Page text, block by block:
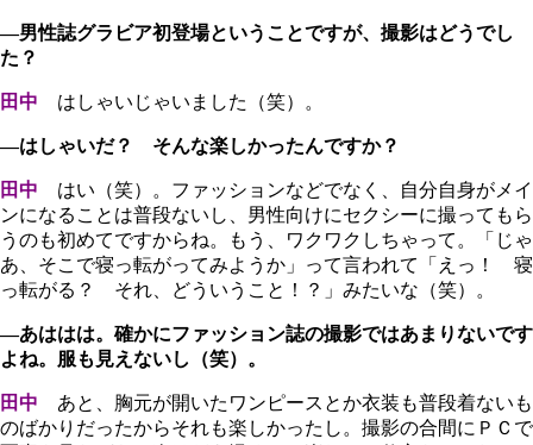
―男性誌グラビア初登場ということですが、撮影はどうでし
た？
田中 はしゃいじゃいました（笑）。
―はしゃいだ？ そんな楽しかったんですか？
田中 はい（笑）。ファッションなどでなく、自分自身がメイ
ンになることは普段ないし、男性向けにセクシーに撮ってもら
うのも初めてですからね。もう、ワクワクしちゃって。「じゃ
あ、そこで寝っ転がってみようか」って言われて「えっ！ 寝
っ転がる？ それ、どういうこと！？」みたいな（笑）。
―あははは。確かにファッション誌の撮影ではあまりないです
よね。服も見えないし（笑）。
田中
あと、胸元が開いたワンピースとか衣装も普段着ないも
のばかりだったからそれも楽しかったし。撮影の合間にＰＣで